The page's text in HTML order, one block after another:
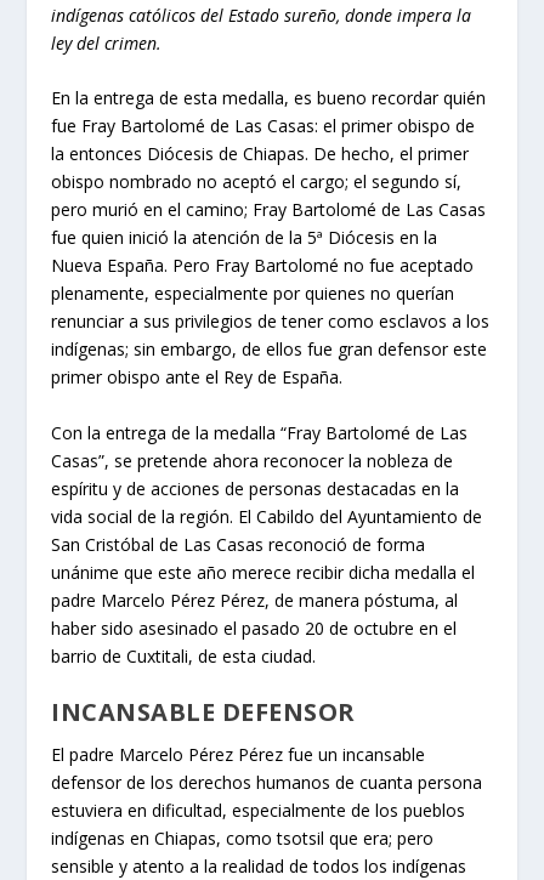
indígenas católicos del Estado sureño, donde impera la
ley del crimen.
En la entrega de esta medalla, es bueno recordar quién
fue Fray Bartolomé de Las Casas: el primer obispo de
la entonces Diócesis de Chiapas. De hecho, el primer
obispo nombrado no aceptó el cargo; el segundo sí,
pero murió en el camino; Fray Bartolomé de Las Casas
fue quien inició la atención de la 5ª Diócesis en la
Nueva España. Pero Fray Bartolomé no fue aceptado
plenamente, especialmente por quienes no querían
renunciar a sus privilegios de tener como esclavos a los
indígenas; sin embargo, de ellos fue gran defensor este
primer obispo ante el Rey de España.
Con la entrega de la medalla “Fray Bartolomé de Las
Casas”, se pretende ahora reconocer la nobleza de
espíritu y de acciones de personas destacadas en la
vida social de la región. El Cabildo del Ayuntamiento de
San Cristóbal de Las Casas reconoció de forma
unánime que este año merece recibir dicha medalla el
padre Marcelo Pérez Pérez, de manera póstuma, al
haber sido asesinado el pasado 20 de octubre en el
barrio de Cuxtitali, de esta ciudad.
INCANSABLE DEFENSOR
El padre Marcelo Pérez Pérez fue un incansable
defensor de los derechos humanos de cuanta persona
estuviera en dificultad, especialmente de los pueblos
indígenas en Chiapas, como tsotsil que era; pero
sensible y atento a la realidad de todos los indígenas